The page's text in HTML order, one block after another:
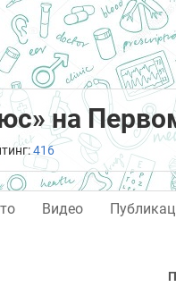
на
416
Видео